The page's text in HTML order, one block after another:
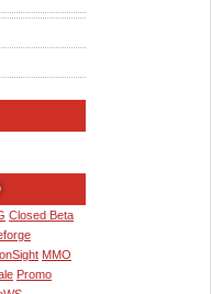
Closed Beta
MMO
Promo